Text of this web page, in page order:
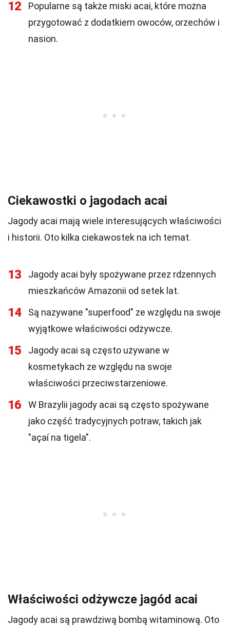
12
Popularne są także miski acai, które można
przygotować z dodatkiem owoców, orzechów i
nasion.
Ciekawostki o jagodach acai
Jagody acai mają wiele interesujących właściwości
i historii. Oto kilka ciekawostek na ich temat.
13
Jagody acai były spożywane przez rdzennych
mieszkańców Amazonii od setek lat.
14
Są nazywane "superfood" ze względu na swoje
wyjątkowe właściwości odżywcze.
15
Jagody acai są często używane w
kosmetykach ze względu na swoje
właściwości przeciwstarzeniowe.
16
W Brazylii jagody acai są często spożywane
jako część tradycyjnych potraw, takich jak
"açaí na tigela".
Właściwości odżywcze jagód acai
Jagody acai są prawdziwą bombą witaminową. Oto